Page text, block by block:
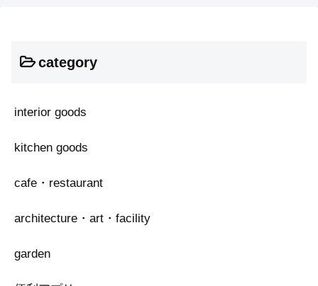
category
interior goods
kitchen goods
cafe・restaurant
architecture・art・facility
garden